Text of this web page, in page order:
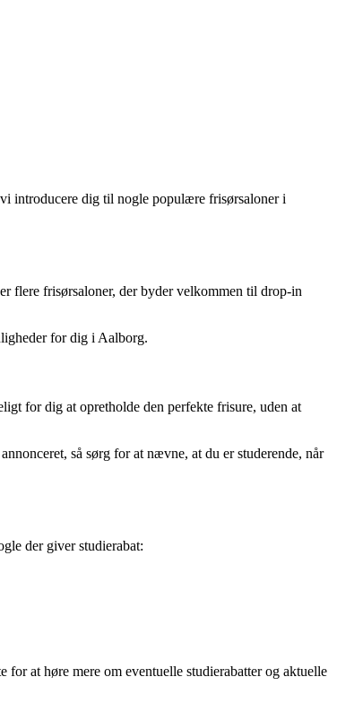
introducere dig til nogle populære frisørsaloner i
flere frisørsaloner, der byder velkommen til drop-in
for dig i Aalborg.
for dig at opretholde den perfekte frisure, uden at
så sørg for at nævne, at du er studerende, når
der giver studierabat:
at høre mere om eventuelle studierabatter og aktuelle